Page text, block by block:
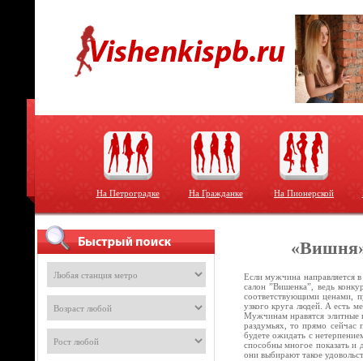
На Петроградке На Гражданке На Пионерской
Если мужчина направляется
салон ”Вишенка”, ведь
соответствующими ценами,
узкого круга людей. А есть
Мужчинам нравятся элитные
раздумьях, то прямо сейчас
будете ожидать с
способны многое показать и
они выбирают такое